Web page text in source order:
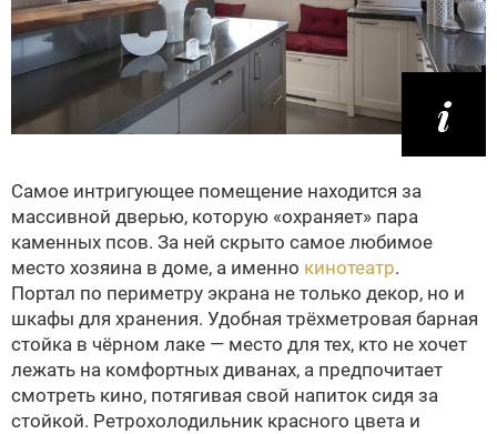
Самое интригующее помещение находится за
массивной дверью, которую «охраняет» пара
каменных псов. За ней скрыто самое любимое
место хозяина в доме, а именно кинотеатр.
Портал по периметру экрана не только декор, но и
шкафы для хранения. Удобная трёхметровая барная
стойка в чёрном лаке — место для тех, кто не хочет
лежать на комфортных диванах, а предпочитает
смотреть кино, потягивая свой напиток сидя за
стойкой. Ретрохолодильник красного цвета и